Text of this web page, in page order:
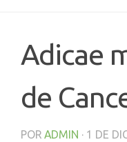
Adicae
de
POR ADMIN · 1 DE